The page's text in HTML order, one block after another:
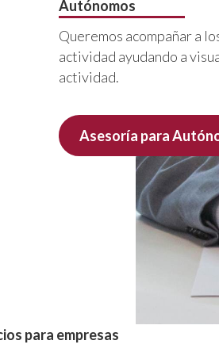
Autónomos
Queremos acompañar a
actividad ayudando a
actividad.
Asesoría para
para empresas